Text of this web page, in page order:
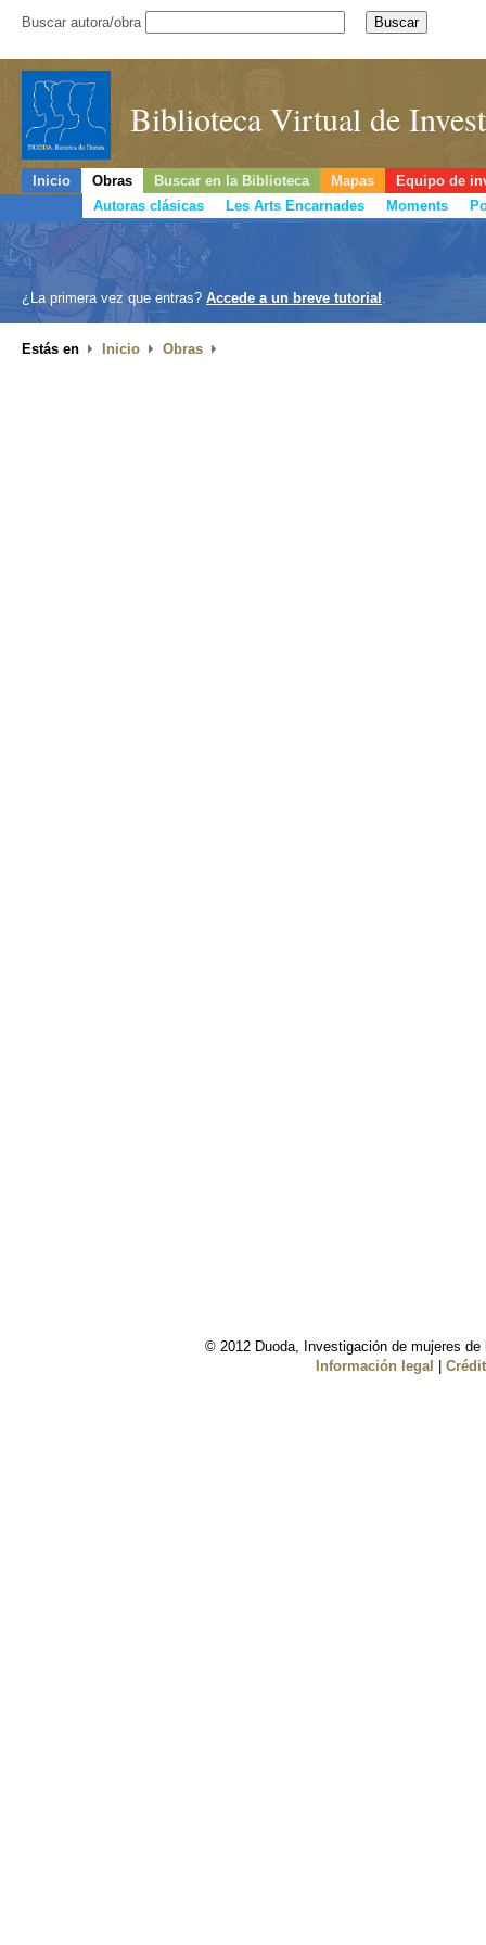
Buscar autora/obra
Biblioteca Virtual de
Inicio Obras Buscar en la Biblioteca Mapas
Equipo de
Autoras clásicas
Les Arts Encarnades Moments
¿La primera vez que entras? Accede a un breve tutorial .
Estás en Inicio Obras
© 2012 Duoda, Investigación de mujeres
Información legal